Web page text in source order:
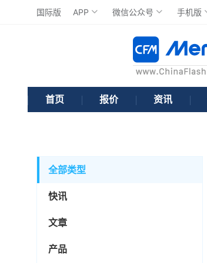
国际版 APP 微信公众号 手机版
首页 报价 资讯
全部类型
快讯
文章
产品